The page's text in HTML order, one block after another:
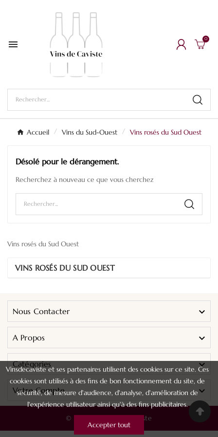
Vinsdecaviste et ses partenaires utilisent des cookies sur ce site. Ces
cookies sont utilisés à des fins de bon fonctionnement du site, de
sécurité, de mesure d'audience, d'analyse, d'amélioration de
l'expérience utilisateur ainsi qu'à des fins publicitaires.
Accepter tout
 0
Accueil Vins du Sud-Ouest Vins rosés du Sud Ouest
Désolé pour le dérangement.
Recherchez à nouveau ce que vous cherchez
Vins rosés du Sud Ouest
VINS ROSÉS DU SUD OUEST
Nous Contacter 
A Propos 
Catégories 
Votre Compte 
© 2024 - Vins De Caviste